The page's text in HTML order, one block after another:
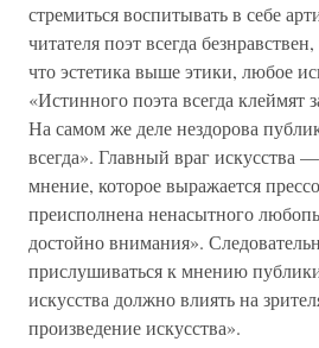
стремиться воспитывать в себе
читателя поэт всегда
что эстетика выше этики, любое
«Истинного поэта всегда клеймят
На самом же деле нездорова
всегда». Главный враг искусства
мнение, которое выражается
преисполнена ненасытного
достойно внимания».
прислушиваться к мнению
искусства должно влиять на
произведение искусства».